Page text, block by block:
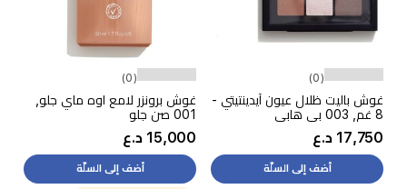
(0)
غوش باليت ظلال عيون آيدينتيتي -
8 غم, 003 بي هابي
17,750 د.ع
أضف إلى السلّة
(0)
غوش برونزر لامع اوه ماي جلو,
001 صن جلو
15,000 د.ع
أضف إلى السلّة